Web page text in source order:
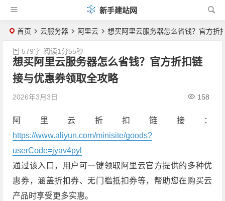
新手建站网
首页 云服务器 阿里云 想买阿里云服务器怎么省钱？官方折
想买阿里云服务器怎么省钱？官方折扣链
接与优惠券领取全攻略
2026年3月3日 158
579字 阅读1分55秒
阿里云折扣链接：
https://www.aliyun.com/minisite/goods?
userCode=jyav4pyl
通过该入口，用户可一键领取阿里云官方提供的多种优
惠券，涵盖折扣券、无门槛抵扣券等，帮助您在购买云
产品时享受更多实惠。